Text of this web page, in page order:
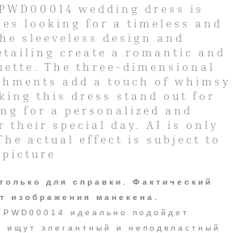
wedding dress is
looking for a timeless and
sleeveless design and
create a romantic and
The three-dimensional
add a touch of whimsy
this dress stand out for
for a personalized and
their special day. AI is only
actual effect is subject to
для справки. Фактический
изображения манекена.
идеально подойдет
ищут элегантный и неподвластный